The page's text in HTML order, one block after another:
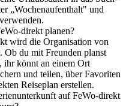
„Wochenaufenthalt" und
direkt planen?
wird die Organisation von
Ob du mit Freunden planst
ihr könnt an einem Ort
und teilen, über Favoriten
Reiseplan erstellen.
auf FeWo-direkt